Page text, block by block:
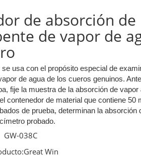
de absorción de
de vapor de
se usa con el propósito especial de
de agua de los cueros genuinos.
fije la muestra de la absorción de vapor
contenedor de material que contiene 50
de prueba, determinan la absorción
probado.
GW-038C
Great Win